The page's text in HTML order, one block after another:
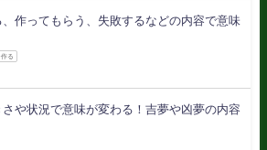
、作ってもらう、失敗するなどの内容で意味
る
さや状況で意味が変わる！吉夢や凶夢の内容